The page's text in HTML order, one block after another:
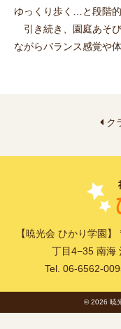
ゆっくり歩く…と段階
引き続き、園庭あそ
ながらバランス感覚や
ク
【暁光会 ひかり学園
丁目4−35 南海
Tel. 06-6562-
© 2026 暁